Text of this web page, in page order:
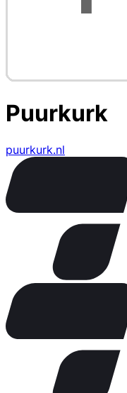
Puurkurk
puurkurk.nl